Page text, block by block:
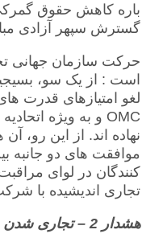
باره کاهش حقوق
گسترش سپهر آزادی
حرکت سازمان جهانی
است : از یک سو،
لغو امتیازهای قدرت
OMC و به ویژه
نهاده اند. از این رو،
موافقت های دو جانبه
کنندگان در لوای
تجاری اندیشیده با
هشدار 2 – تجاری شدن سطح های جدید اقتصاد